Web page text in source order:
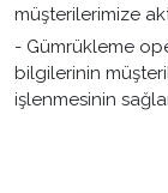
müşterilerimize
- Gümrükleme
bilgilerinin
işlenmesinin